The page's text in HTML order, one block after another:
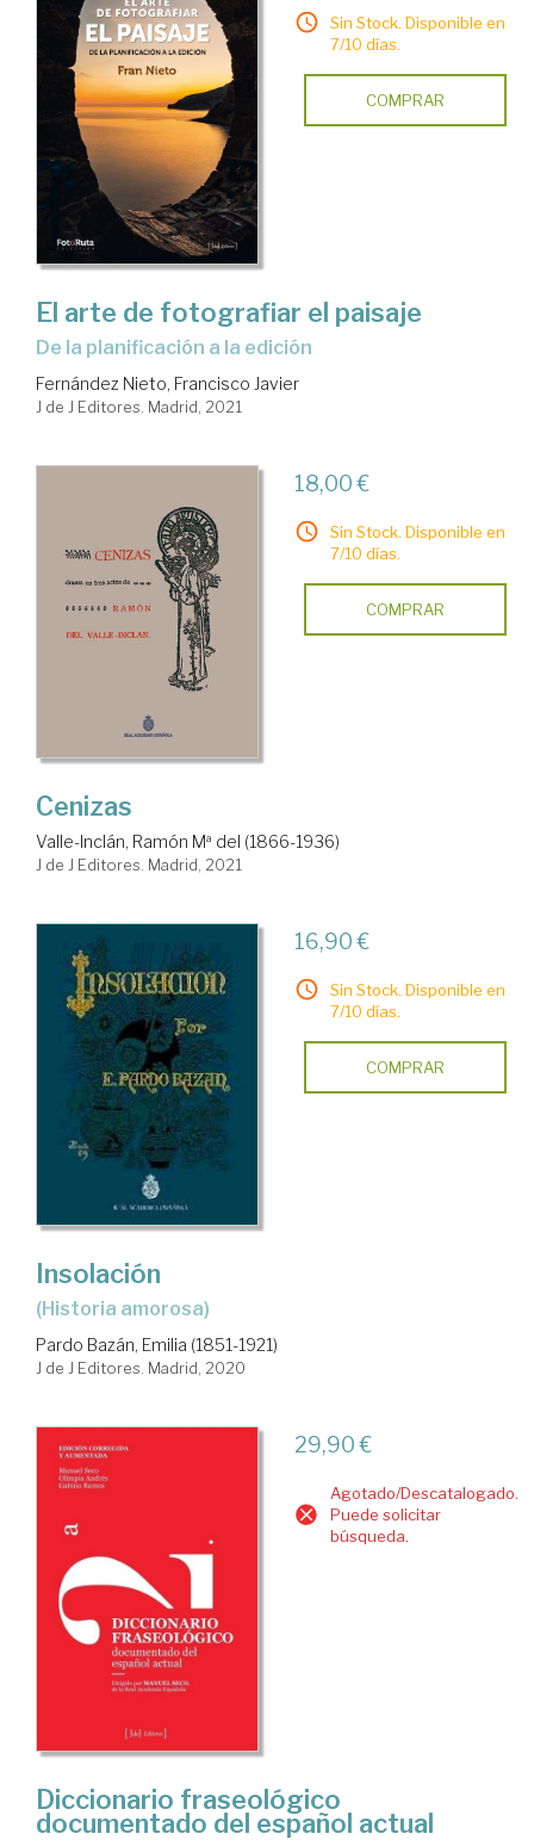
Sin Stock. Disponible en
7/10 días.
COMPRAR
El arte de fotografiar el paisaje
de la planificación a la edición
Fernández Nieto, Francisco Javier
J de J Editores. Madrid, 2021
18,00 €
Sin Stock. Disponible en
7/10 días.
COMPRAR
Cenizas
Valle-Inclán, Ramón Mª del (1866-1936)
J de J Editores. Madrid, 2021
16,90 €
Sin Stock. Disponible en
7/10 días.
COMPRAR
Insolación
(historia amorosa)
Pardo Bazán, Emilia (1851-1921)
J de J Editores. Madrid, 2020
29,90 €
Agotado/Descatalogado.
Puede solicitar
búsqueda.
Diccionario fraseológico
documentado del español actual